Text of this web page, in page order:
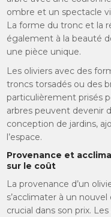
ombre et un spectacle
La forme du tronc et la
également à la beauté
une pièce unique.
Les oliviers avec des
troncs torsadés ou des
particulièrement prisés
arbres peuvent devenir
conception de jardins,
l’espace.
Provenance et
sur le coût
La provenance d’un
s’acclimater à un
crucial dans son prix.